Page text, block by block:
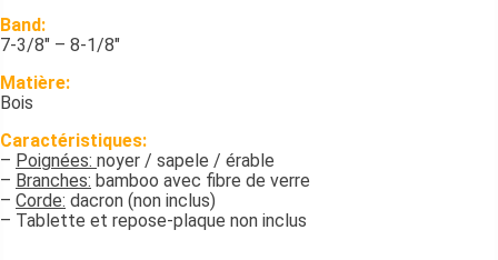
Band:
7-3/8″ – 8-1/8″
Matière:
Bois
Caractéristiques:
– Poignées: noyer / sapele / érable
– Branches: bamboo avec fibre de verre
– Corde: dacron (non inclus)
– Tablette et repose-plaque non inclus